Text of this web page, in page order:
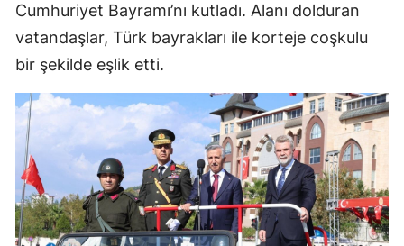
Cumhuriyet Bayramı’nı kutladı. Alanı dolduran
vatandaşlar, Türk bayrakları ile korteje coşkulu
bir şekilde eşlik etti.